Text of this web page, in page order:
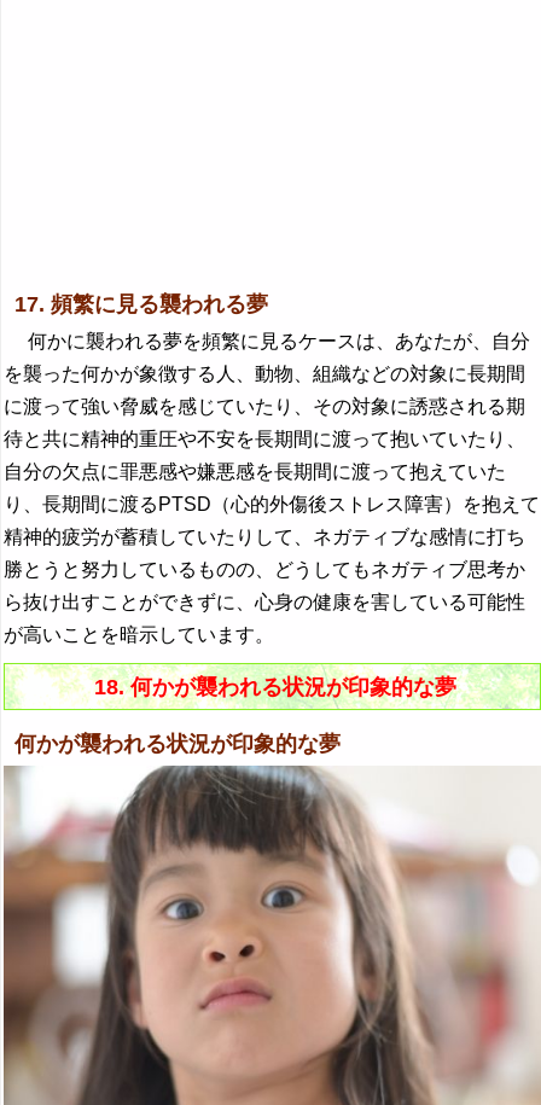
17. 頻繁に見る襲われる夢
何かに襲われる夢を頻繁に見るケースは、あなたが、自分
を襲った何かが象徴する人、動物、組織などの対象に長期間
に渡って強い脅威を感じていたり、その対象に誘惑される期
待と共に精神的重圧や不安を長期間に渡って抱いていたり、
自分の欠点に罪悪感や嫌悪感を長期間に渡って抱えていた
り、長期間に渡るPTSD（心的外傷後ストレス障害）を抱えて
精神的疲労が蓄積していたりして、ネガティブな感情に打ち
勝とうと努力しているものの、どうしてもネガティブ思考か
ら抜け出すことができずに、心身の健康を害している可能性
が高いことを暗示しています。
18. 何かが襲われる状況が印象的な夢
何かが襲われる状況が印象的な夢